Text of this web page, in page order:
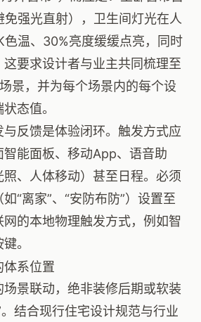
强光直射），卫生间灯光在人
温、30%亮度缓缓点亮，同时
要求设计者与业主共同梳理至
景，并为每个场景内的每个设
态值。
反馈是体验闭环。触发方式应
智能面板、移动App、语音助
、人体移动）甚至日程。必须
“离家”、“安防布防”）设置至
的本地物理触发方式，例如智
。
系位置
景联动，绝非装修后期或软装
。结合现行住宅设计规范与行业